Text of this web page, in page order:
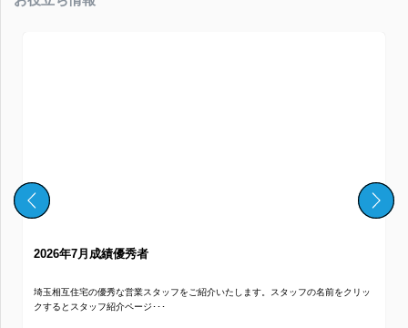
2026年7月成績優秀者
埼玉相互住宅の優秀な営業スタッフをご紹介いたします。スタッフの名前をクリッ
クするとスタッフ紹介ページ･･･